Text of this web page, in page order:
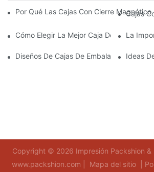
Por Qué Las Cajas Con Cierre Cajas
Cómo Elegir La Mejor Caja De Embalaje
La
Diseños De Cajas De Embalaje Para
Ideas
Copyright © 2026 Impresión Packshion &
www.packshion.com |
Mapa del sitio